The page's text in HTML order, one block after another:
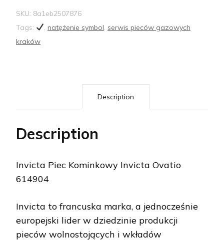
SKU: 8a1eb2507876
Tags:
, natężenie symbol, serwis pieców gazowych
kraków
Description
Description
Invicta Piec Kominkowy Invicta Ovatio
614904
Invicta to francuska marka, a jednocześnie
europejski lider w dziedzinie produkcji
pieców wolnostojących i wkładów